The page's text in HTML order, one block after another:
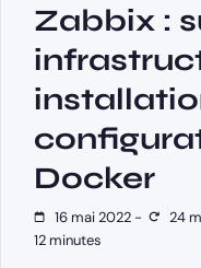
Zabbix :
Docker
16 mai 2022 - 24
12 minutes